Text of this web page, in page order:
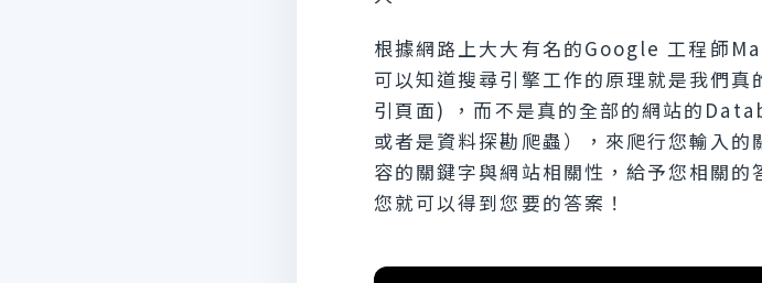
根據網路上大大有名的Google 工程師
可以知道搜尋引擎工作的原理就是我們
引頁面) ，而不是真的全部的網站的
或者是資料探勘爬蟲），來爬行您輸入
容的關鍵字與網站相關性，給予您相關的
您就可以得到您要的答案！